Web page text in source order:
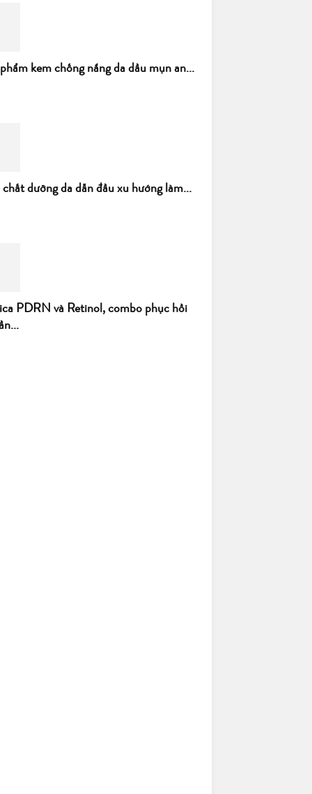
kem chống nắng da dầu mụn an...
dưỡng da dẫn đầu xu hướng làm...
PDRN và Retinol, combo phục hồi